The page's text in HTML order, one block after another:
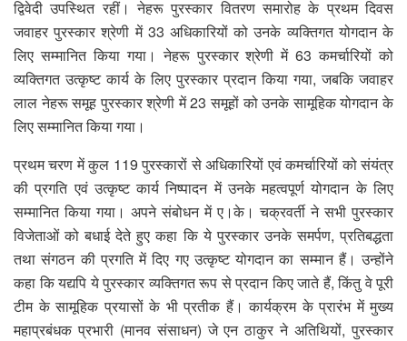
द्विवेदी उपस्थित रहीं। नेहरू पुरस्कार वितरण समारोह के प्रथम दिवस
जवाहर पुरस्कार श्रेणी में 33 अधिकारियों को उनके व्यक्तिगत योगदान के
लिए सम्मानित किया गया। नेहरू पुरस्कार श्रेणी में 63 कमर्चारियों को
व्यक्तिगत उत्कृष्ट कार्य के लिए पुरस्कार प्रदान किया गया, जबकि जवाहर
लाल नेहरू समूह पुरस्कार श्रेणी में 23 समूहों को उनके सामूहिक योगदान के
लिए सम्मानित किया गया।
प्रथम चरण में कुल 119 पुरस्कारों से अधिकारियों एवं कमर्चारियों को संयंत्र
की प्रगति एवं उत्कृष्ट कार्य निष्पादन में उनके महत्वपूर्ण योगदान के लिए
सम्मानित किया गया। अपने संबोधन में ए।के। चक्रवर्ती ने सभी पुरस्कार
विजेताओं को बधाई देते हुए कहा कि ये पुरस्कार उनके समर्पण, प्रतिबद्धता
तथा संगठन की प्रगति में दिए गए उत्कृष्ट योगदान का सम्मान हैं। उन्होंने
कहा कि यद्यपि ये पुरस्कार व्यक्तिगत रूप से प्रदान किए जाते हैं, किंतु वे पूरी
टीम के सामूहिक प्रयासों के भी प्रतीक हैं। कार्यक्रम के प्रारंभ में मुख्य
महाप्रबंधक प्रभारी (मानव संसाधन) जे एन ठाकुर ने अतिथियों, पुरस्कार